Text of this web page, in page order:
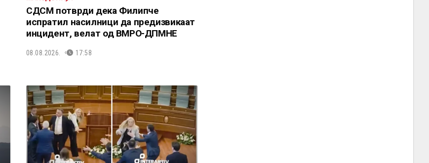
СДСМ потврди дека Филипче
испратил насилници да предизвикаат
инцидент, велат од ВМРО-ДПМНЕ
08.08.2026. 17:58